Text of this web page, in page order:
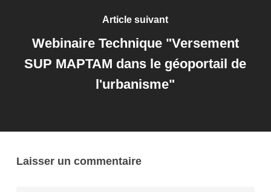
Article suivant
Webinaire Technique "Versement
SUP MAPTAM dans le géoportail de
l'urbanisme"
Laisser un commentaire